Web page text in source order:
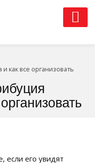
как все организовать
если его увидят